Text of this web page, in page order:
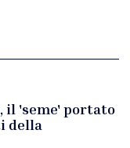
il 'seme' portato
della